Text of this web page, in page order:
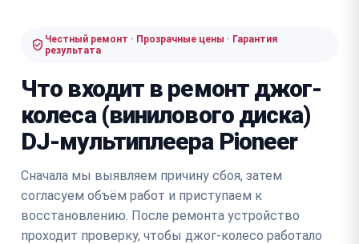
Честный ремонт · Прозрачные цены · Гарантия
результата
Что входит в ремонт джог-
колеса (винилового диска)
DJ-мультиплеера Pioneer
Сначала мы выявляем причину сбоя, затем
согласуем объём работ и приступаем к
восстановлению. После ремонта устройство
проходит проверку, чтобы джог-колесо работало